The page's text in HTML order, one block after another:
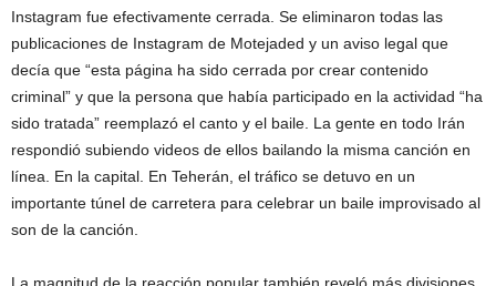
Instagram fue efectivamente cerrada. Se eliminaron todas las
publicaciones de Instagram de Motejaded y un aviso legal que
decía que “esta página ha sido cerrada por crear contenido
criminal” y que la persona que había participado en la actividad “ha
sido tratada” reemplazó el canto y el baile. La gente en todo Irán
respondió subiendo videos de ellos bailando la misma canción en
línea. En la capital. En Teherán, el tráfico se detuvo en un
importante túnel de carretera para celebrar un baile improvisado al
son de la canción.